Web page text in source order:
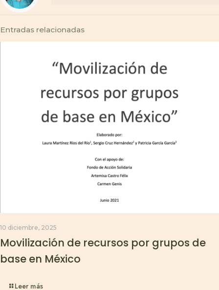
Entradas relacionadas
10 diciembre, 2025
Movilización de recursos por grupos de
base en México
Leer más